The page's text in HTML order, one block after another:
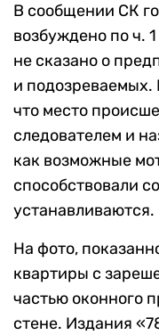
В сообщении СК
возбуждено по ч.
не сказано о
и подозреваемых.
что место
следователем и
как возможные
способствовали
устанавливаются.
На фото,
квартиры с
частью оконного
стене. Издания